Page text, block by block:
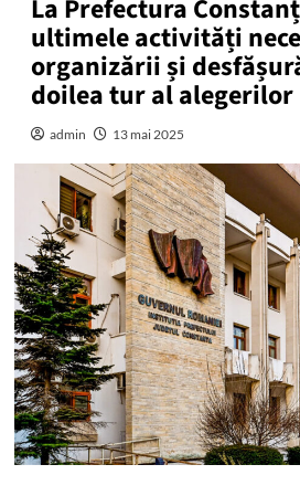
La Prefectura
ultimele activități
organizării și
doilea tur al alegerilor
admin 13 mai 2025